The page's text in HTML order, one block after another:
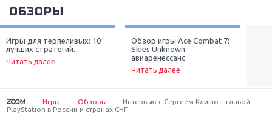
ОБЗОРЫ
Игры для терпеливых: 10
лучших стратегий...
Читать далее
Обзор игры Ace Combat 7:
Skies Unknown:
авиаренессанс
Читать далее
Игры Обзоры
Интервью с Сергеем Клишо – главой
PlayStation в России и странах СНГ